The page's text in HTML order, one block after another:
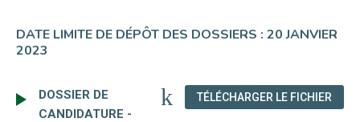
DATE LIMITE DE DÉPÔT DES DOSSIERS : 20 JANVIER
2023
DOSSIER DE
CANDIDATURE -
TÉLÉCHARGER LE FICHIER